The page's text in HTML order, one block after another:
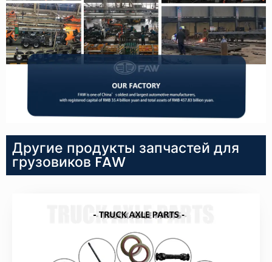
Другие продукты запчастей для
грузовиков FAW